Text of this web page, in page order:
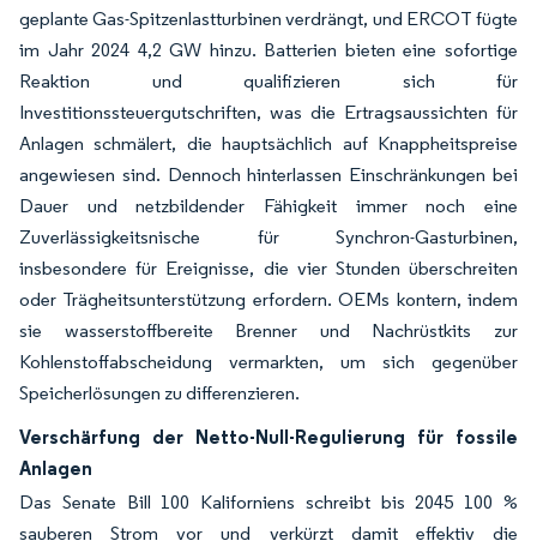
geplante Gas-Spitzenlastturbinen verdrängt, und ERCOT fügte
im Jahr 2024 4,2 GW hinzu. Batterien bieten eine sofortige
Reaktion und qualifizieren sich für
Investitionssteuergutschriften, was die Ertragsaussichten für
Anlagen schmälert, die hauptsächlich auf Knappheitspreise
angewiesen sind. Dennoch hinterlassen Einschränkungen bei
Dauer und netzbildender Fähigkeit immer noch eine
Zuverlässigkeitsnische für Synchron-Gasturbinen,
insbesondere für Ereignisse, die vier Stunden überschreiten
oder Trägheitsunterstützung erfordern. OEMs kontern, indem
sie wasserstoffbereite Brenner und Nachrüstkits zur
Kohlenstoffabscheidung vermarkten, um sich gegenüber
Speicherlösungen zu differenzieren.
Verschärfung der Netto-Null-Regulierung für fossile
Anlagen
Das Senate Bill 100 Kaliforniens schreibt bis 2045 100 %
sauberen Strom vor und verkürzt damit effektiv die